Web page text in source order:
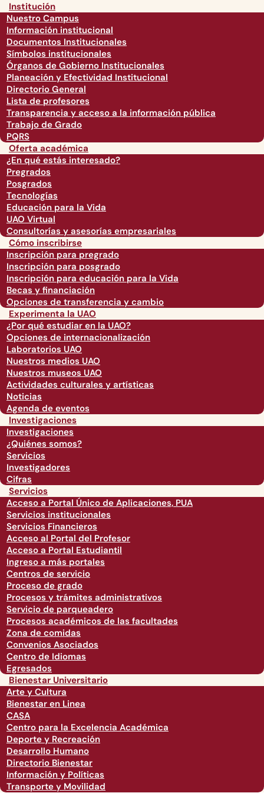
Institución
Nuestro Campus
Información institucional
Documentos Institucionales
Símbolos institucionales
Órganos de Gobierno Institucionales
Planeación y Efectividad Institucional
Directorio General
Lista de profesores
Transparencia y acceso a la información pública
Trabajo de Grado
PQRS
Oferta académica
¿En qué estás interesado?
Pregrados
Posgrados
Tecnologías
Educación para la Vida
UAO Virtual
Consultorías y asesorías empresariales
Cómo inscribirse
Inscripción para pregrado
Inscripción para posgrado
Inscripción para educación para la Vida
Becas y financiación
Opciones de transferencia y cambio
Experimenta la UAO
¿Por qué estudiar en la UAO?
Opciones de internacionalización
Laboratorios UAO
Nuestros medios UAO
Nuestros museos UAO
Actividades culturales y artísticas
Noticias
Agenda de eventos
Investigaciones
Investigaciones
¿Quiénes somos?
Servicios
Investigadores
Cifras
Servicios
Acceso a Portal Único de Aplicaciones, PUA
Servicios institucionales
Servicios Financieros
Acceso al Portal del Profesor
Acceso a Portal Estudiantil
Ingreso a más portales
Centros de servicio
Proceso de grado
Procesos y trámites administrativos
Servicio de parqueadero
Procesos académicos de las facultades
Zona de comidas
Convenios Asociados
Centro de Idiomas
Egresados
Bienestar Universitario
Arte y Cultura
Bienestar en Linea
CASA
Centro para la Excelencia Académica
Deporte y Recreación
Desarrollo Humano
Directorio Bienestar
Información y Políticas
Transporte y Movilidad